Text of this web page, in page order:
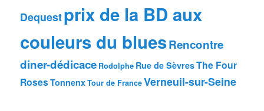
Dequestprix de la BD aux
couleurs du bluesRencontre
diner-dédicace Rodolphe Rue de SèvresThe Four
RosesTonnenxTour de FranceVerneuil-sur-Seine